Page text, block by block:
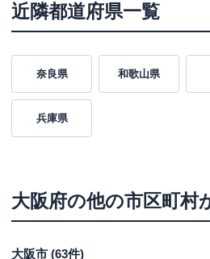
近隣都道府県一覧
奈良県 和歌山県
兵庫県
大阪府の他の市区町村
大阪市 (63件)